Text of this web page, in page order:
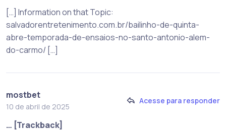
[…] Information on that Topic:
salvadorentretenimento.com.br/bailinho-de-quinta-
abre-temporada-de-ensaios-no-santo-antonio-alem-
do-carmo/ […]
mostbet
10 de abril de 2025
Acesse para responder
… [Trackback]